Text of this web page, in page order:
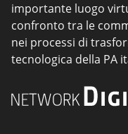
importante luogo
confronto tra le
nei processi di
tecnologica della PA